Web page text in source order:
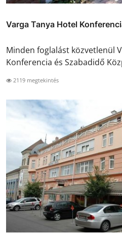
Varga Tanya Hotel
Minden foglalást közvetlenül
Konferencia és Szabadidő
2119 megtekintés